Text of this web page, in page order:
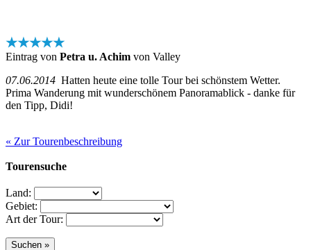
★★★★★
Eintrag von Petra u. Achim von Valley
07.06.2014 Hatten heute eine tolle Tour bei schönstem Wetter.
Prima Wanderung mit wunderschönem Panoramablick - danke für
den Tipp, Didi!
« Zur Tourenbeschreibung
Tourensuche
Land:
Gebiet:
Art der Tour: